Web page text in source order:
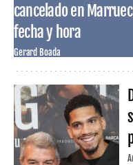
cancelado en
fecha y hora
Gerard Boada